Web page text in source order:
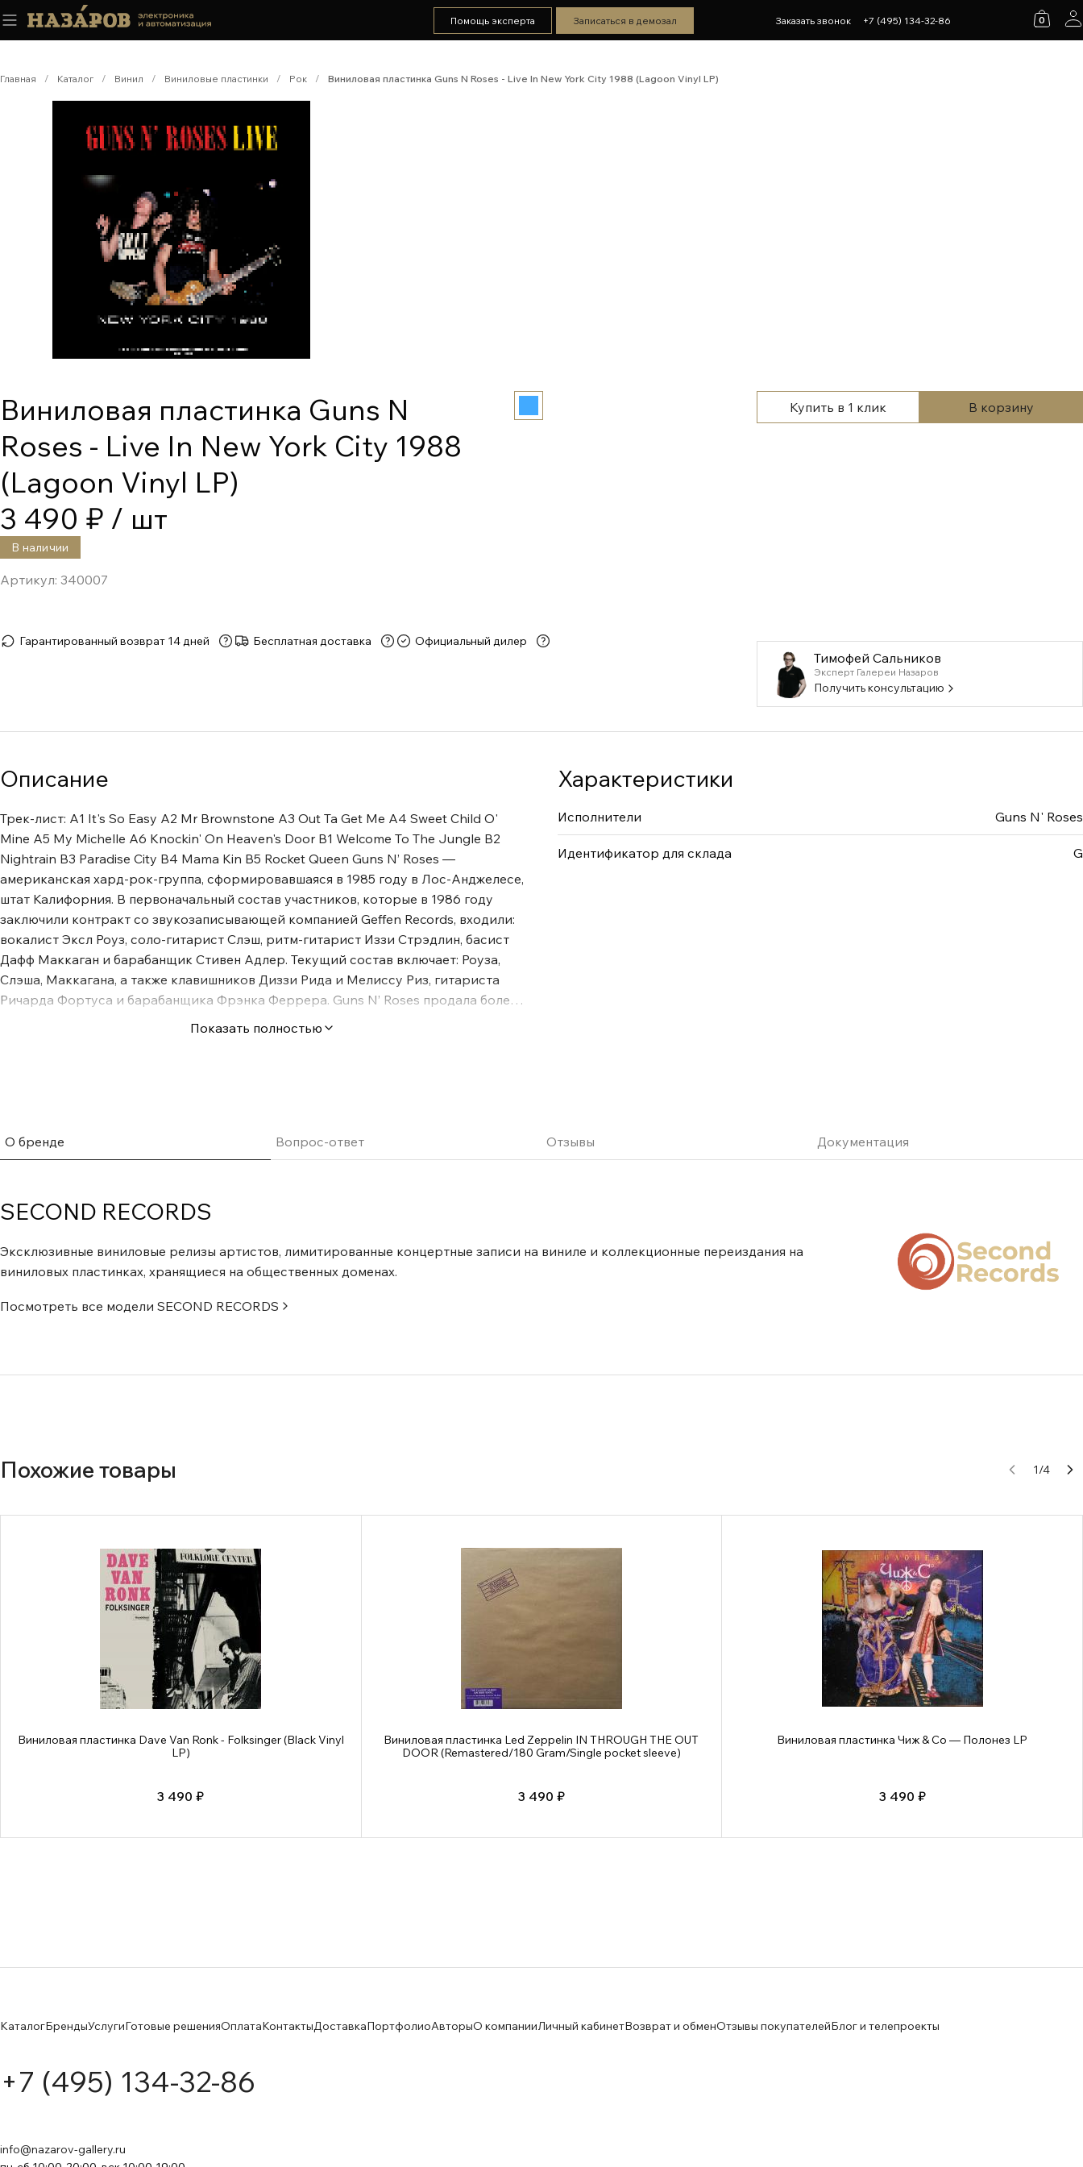
Помощь эксперта Записаться в демозал Заказать звонок +7 (495) 134-32-86 0
Главная / Каталог / Винил / Виниловые пластинки / Рок / Виниловая пластинка Guns N Roses - Live In New York City 1988 (Lagoon Vinyl LP)
Виниловая пластинка Guns N
Roses - Live In New York City 1988
(Lagoon Vinyl LP)
3 490 ₽ / шт
В наличии
Артикул: 340007
Тимофей Сальников
Эксперт Галереи Назаров
Получить консультацию
Гарантированный возврат 14 дней Бесплатная доставка Официальный дилер
Купить в 1 клик В корзину
Описание
Трек-лист: A1 It's So Easy A2 Mr Brownstone A3 Out Ta Get Me A4 Sweet Child O'
Mine A5 My Michelle A6 Knockin' On Heaven's Door B1 Welcome To The Jungle B2
Nightrain B3 Paradise City B4 Mama Kin B5 Rocket Queen Guns N’ Roses —
американская хард-рок-группа, сформировавшаяся в 1985 году в Лос-Анджелесе,
штат Калифорния. В первоначальный состав участников, которые в 1986 году
заключили контракт со звукозаписывающей компанией Geffen Records, входили:
вокалист Эксл Роуз, соло-гитарист Слэш, ритм-гитарист Иззи Стрэдлин, басист
Дафф Маккаган и барабанщик Стивен Адлер. Текущий состав включает: Роуза,
Слэша, Маккагана, а также клавишников Диззи Рида и Мелиссу Риз, гитариста
Ричарда Фортуса и барабанщика Фрэнка Феррера. Guns N’ Roses продала более
100 миллионов своих записей по всему миру, включая 45 миллионов только в
Показать полностью
Характеристики
Исполнители Guns N' Roses
Идентификатор для склада G
О бренде Вопрос-ответ Отзывы Документация
SECOND RECORDS
Эксклюзивные виниловые релизы артистов, лимитированные концертные записи на виниле и коллекционные переиздания на
виниловых пластинках, хранящиеся на общественных доменах.
Посмотреть все модели SECOND RECORDS
Похожие товары 1/4
Виниловая пластинка Dave Van Ronk - Folksinger (Black Vinyl
LP)
3 490 ₽
Виниловая пластинка Led Zeppelin IN THROUGH THE OUT
DOOR (Remastered/180 Gram/Single pocket sleeve)
3 490 ₽
Виниловая пластинка Чиж & Co — Полонез LP
3 490 ₽
КаталогБрендыУслугиГотовые решенияОплатаКонтактыДоставкаПортфолиоАвторыО компанииЛичный кабинетВозврат и обменОтзывы покупателейБлог и телепроекты
+7 (495) 134-32-86
info@nazarov-gallery.ru